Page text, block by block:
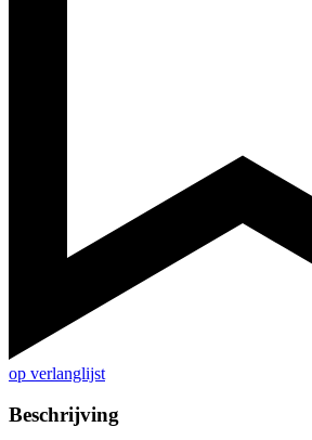
op verlanglijst
Beschrijving